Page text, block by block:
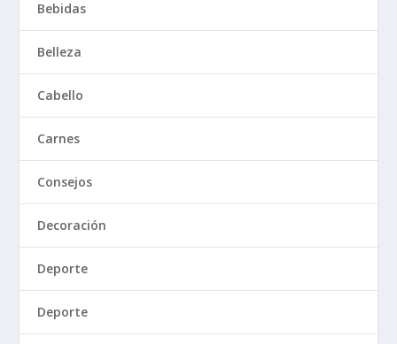
Bebidas
Belleza
Cabello
Carnes
Consejos
Decoración
Deporte
Deporte